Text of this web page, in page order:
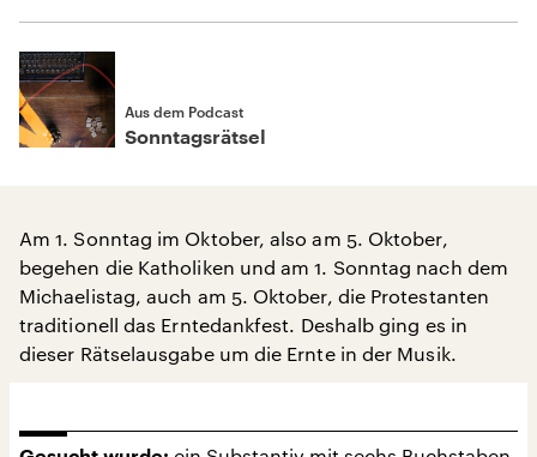
Aus dem Podcast
Sonntagsrätsel
Am 1. Sonntag im Oktober, also am 5. Oktober,
begehen die Katholiken und am 1. Sonntag nach dem
Michaelistag, auch am 5. Oktober, die Protestanten
traditionell das Erntedankfest. Deshalb ging es in
dieser Rätselausgabe um die Ernte in der Musik.